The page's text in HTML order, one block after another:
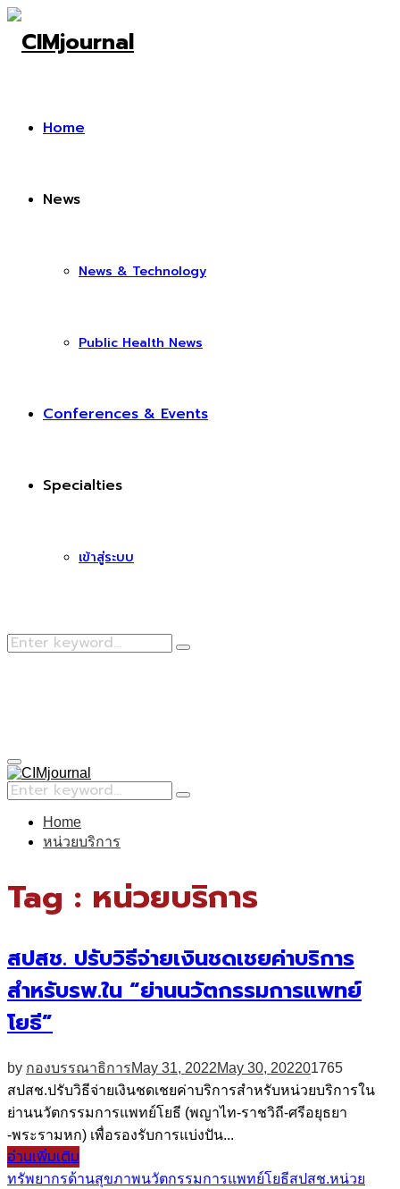
Home
News
News & Technology
Public Health News
Conferences & Events
Specialties
เข้าสู่ระบบ
Search
Search
Primary
Menu
Search
for:
Search
Home
หน่วยบริการ
Tag : หน่วยบริการ
สปสช. ปรับวิธีจ่ายเงินชดเชยค่าบริการ
สำหรับรพ.ใน “ย่านนวัตกรรมการแพทย์
โยธี”
by กองบรรณาธิการMay 31, 2022May 30, 202201765
สปสช.ปรับวิธีจ่ายเงินชดเชยค่าบริการสำหรับหน่วยบริการใน
ย่านนวัตกรรมการแพทย์โยธี (พญาไท-ราชวิถี-ศรีอยุธยา
-พระรามหก) เพื่อรองรับการแบ่งปัน...
อ่านเพิ่มเติม
ทรัพยากรด้านสุขภาพนวัตกรรมการแพทย์โยธีสปสช.หน่วย